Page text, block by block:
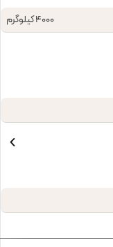
4000 کیلوگرم